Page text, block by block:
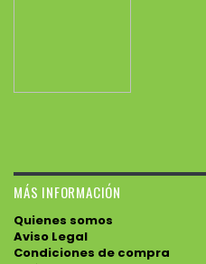
MÁS INFORMACIÓN
Quienes somos
Aviso Legal
Condiciones de compra